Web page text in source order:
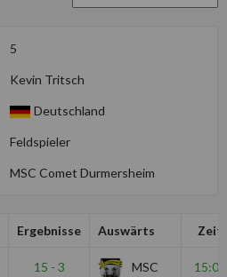
5
Kevin Tritsch
Deutschland
Feldspieler
MSC Comet Durmersheim
Ergebnisse Auswärts Zeit
15 - 3
MSC
15:00